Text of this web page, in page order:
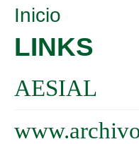
SE ENCUENTRA USTED AQUÍ
Inicio
LINKS
AESIAL